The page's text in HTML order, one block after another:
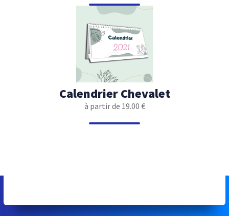
Calendrier Chevalet
à partir de 19.00 €